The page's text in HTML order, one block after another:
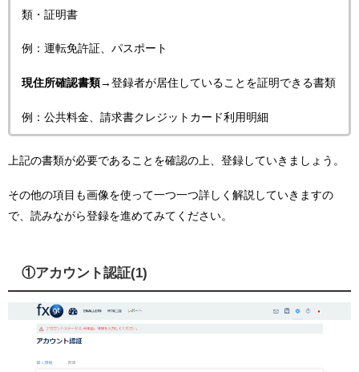
類・証明書
例：運転免許証、パスポート
現住所確認書類→登録者が居住していることを証明できる書類
例：公共料金、請求書クレジットカード利用明細
上記の書類が必要であることを確認の上、登録していきましょう。
その他の項目も画像を使って一つ一つ詳しく解説していきますの
で、読みながら登録を進めてみてください。
①アカウント認証(1)